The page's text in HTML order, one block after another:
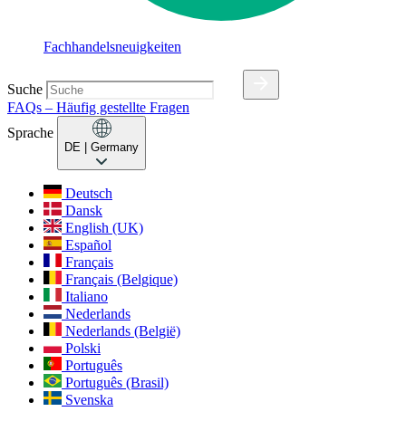
Fachhandelsneuigkeiten
Suche
FAQs – Häufig gestellte Fragen
Sprache
DE | Germany
Deutsch
Dansk
English (UK)
Español
Français
Français (Belgique)
Italiano
Nederlands
Nederlands (België)
Polski
Português
Português (Brasil)
Svenska